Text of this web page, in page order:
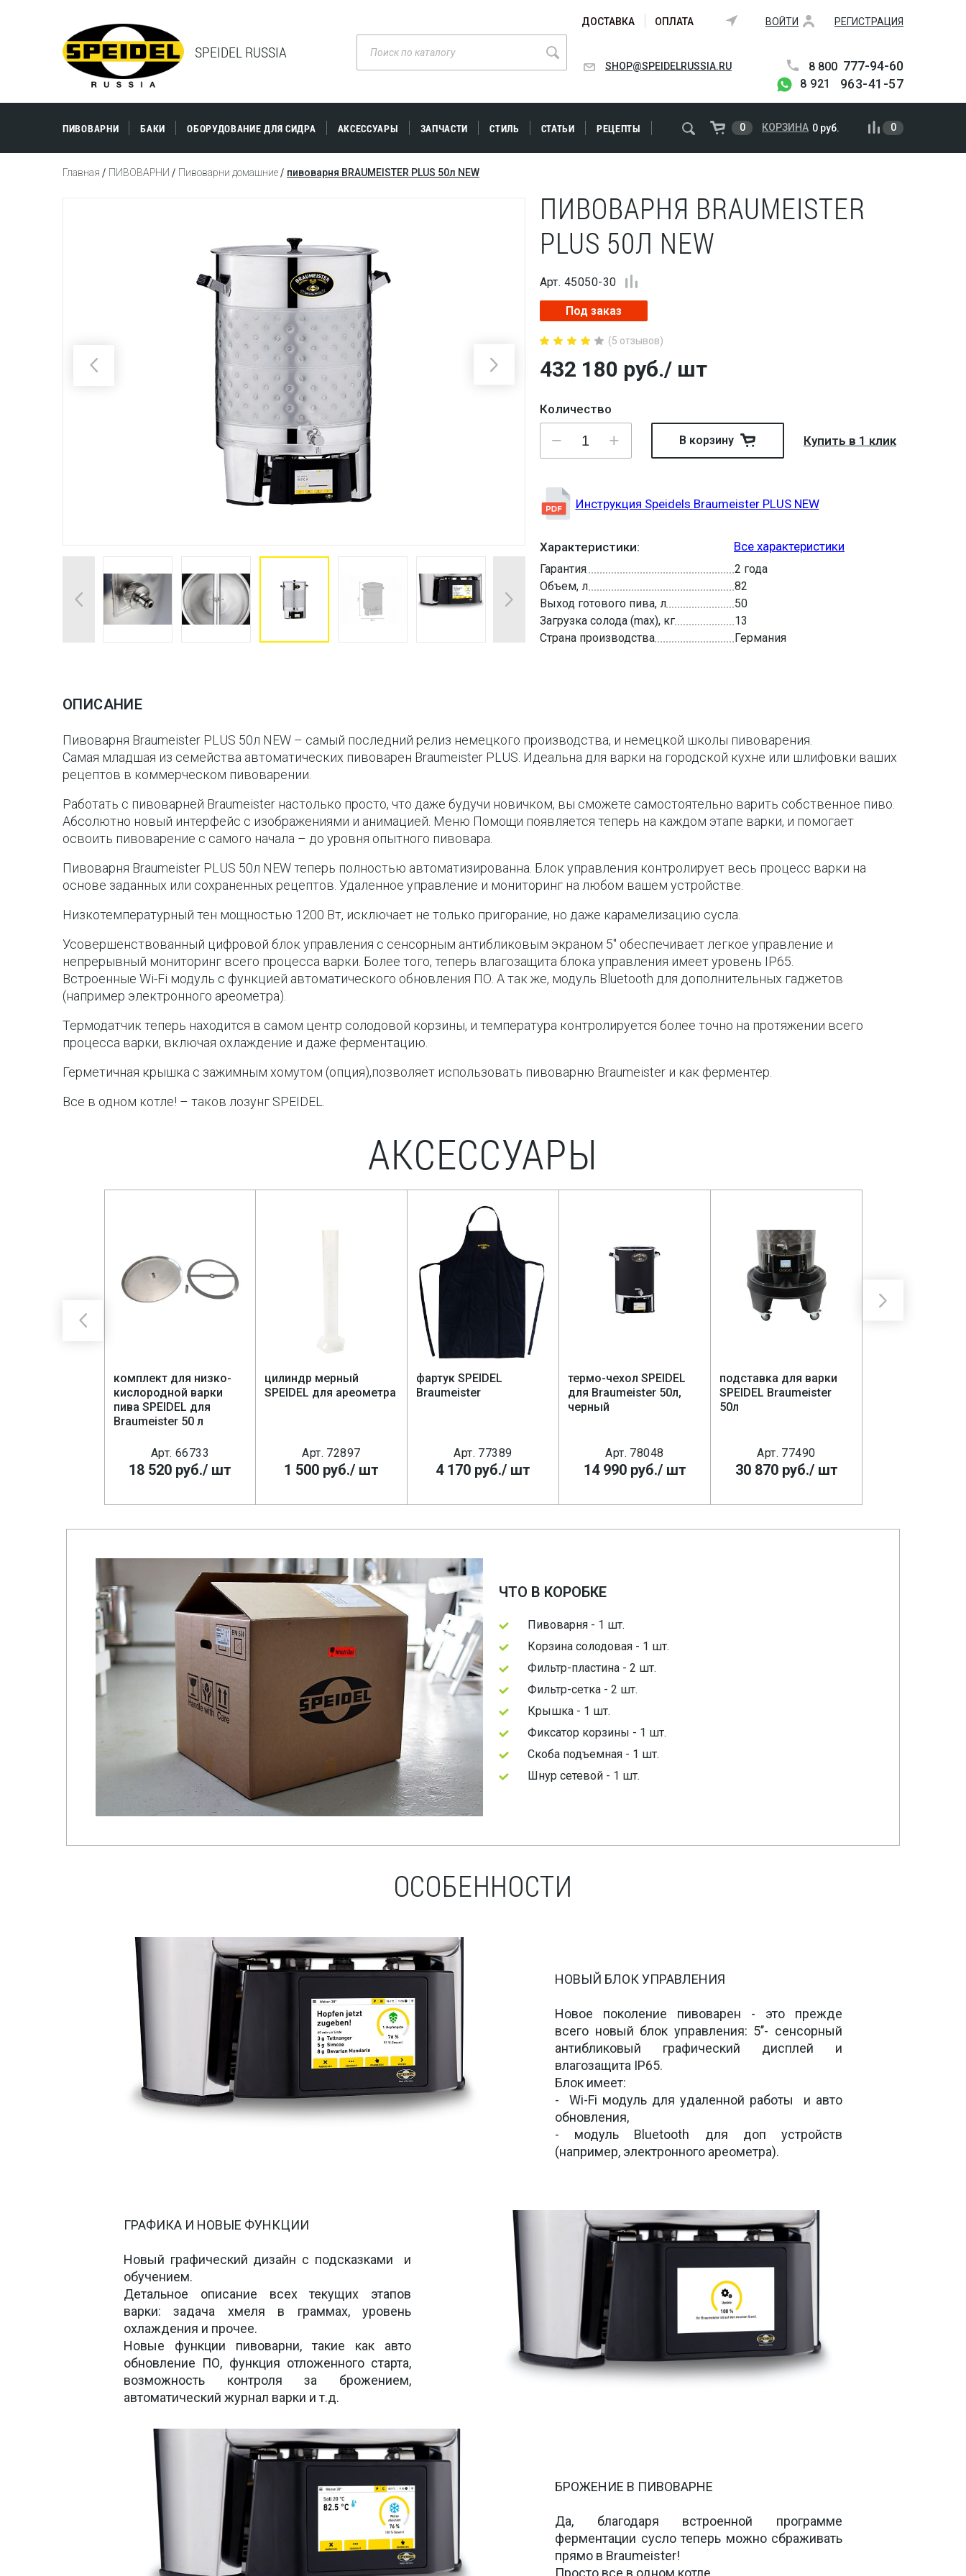
ДОСТАВКА ОПЛАТА ВОЙТИ РЕГИСТРАЦИЯ
SPEIDEL RUSSIA
SHOP@SPEIDELRUSSIA.RU 8 800 777-94-60
8 921 963-41-57
ПИВОВАРНИ БАКИ ОБОРУДОВАНИЕ ДЛЯ СИДРА АКСЕССУАРЫ ЗАПЧАСТИ СТИЛЬ СТАТЬИ РЕЦЕПТЫ 0 КОРЗИНА 0 руб. 0
Главная ПИВОВАРНИ Пивоварни домашние пивоварня BRAUMEISTER PLUS 50л NEW
ПИВОВАРНЯ BRAUMEISTER
PLUS 50Л NEW
Арт. 45050-30
Под заказ
(5 отзывов)
432 180 руб./ шт
Количество
В корзину Купить в 1 клик
Инструкция Speidels Braumeister PLUS NEW
Характеристики: Все характеристики
Гарантия
2 года
Объем, л
82
Выход готового пива, л
50
Загрузка солода (max), кг
13
Страна производства
Германия
ОПИСАНИЕ
Пивоварня Braumeister PLUS 50л NEW – самый последний релиз немецкого производства, и немецкой школы пивоварения.
Самая младшая из семейства автоматических пивоварен Braumeister PLUS. Идеальна для варки на городской кухне или шлифовки ваших
рецептов в коммерческом пивоварении.
Работать с пивоварней Braumeister настолько просто, что даже будучи новичком, вы сможете самостоятельно варить собственное пиво.
Абсолютно новый интерфейс с изображениями и анимацией. Меню Помощи появляется теперь на каждом этапе варки, и помогает
освоить пивоварение с самого начала – до уровня опытного пивовара.
Пивоварня Braumeister PLUS 50л NEW теперь полностью автоматизированна. Блок управления контролирует весь процесс варки на
основе заданных или сохраненных рецептов. Удаленное управление и мониторинг на любом вашем устройстве.
Низкотемпературный тен мощностью 1200 Вт, исключает не только пригорание, но даже карамелизацию сусла.
Усовершенствованный цифровой блок управления с сенсорным антибликовым экраном 5″ обеспечивает легкое управление и
непрерывный мониторинг всего процесса варки. Более того, теперь влагозащита блока управления имеет уровень IP65.
Встроенные Wi-Fi модуль с функцией автоматического обновления ПО. А так же, модуль Bluetooth для дополнительных гаджетов
(например электронного ареометра).
Термодатчик теперь находится в самом центр солодовой корзины, и температура контролируется более точно на протяжении всего
процесса варки, включая охлаждение и даже ферментацию.
Герметичная крышка с зажимным хомутом (опция),позволяет использовать пивоварню Braumeister и как ферментер.
Все в одном котле! – таков лозунг SPEIDEL.
АКСЕССУАРЫ
комплект для низко-
кислородной варки
пива SPEIDEL для
Braumeister 50 л
Арт. 66733
18 520 руб./ шт
цилиндр мерный
SPEIDEL для ареометра
Арт. 72897
1 500 руб./ шт
фартук SPEIDEL
Braumeister
Арт. 77389
4 170 руб./ шт
термо-чехол SPEIDEL
для Braumeister 50л,
черный
Арт. 78048
14 990руб./ шт
подставка для варки
SPEIDEL Braumeister
50л
Арт. 77490
30 870руб./ шт
ЧТО В КОРОБКЕ
Пивоварня - 1 шт.
Корзина солодовая - 1 шт.
Фильтр-пластина - 2 шт.
Фильтр-сетка - 2 шт.
Крышка - 1 шт.
Фиксатор корзины - 1 шт.
Скоба подъемная - 1 шт.
Шнур сетевой - 1 шт.
ОСОБЕННОСТИ
НОВЫЙ БЛОК УПРАВЛЕНИЯ
Новое поколение пивоварен - это прежде
всего новый блок управления: 5’’- сенсорный
антибликовый графический дисплей и
влагозащита IP65.
Блок имеет:
-  Wi-Fi модуль для удаленной работы  и авто
обновления,
- модуль Bluetooth для доп устройств
(например, электронного ареометра).
ГРАФИКА И НОВЫЕ ФУНКЦИИ
Новый графический дизайн с подсказками  и
обучением.
Детальное описание всех текущих этапов
варки: задача хмеля в граммах, уровень
охлаждения и прочее.
Новые функции пивоварни, такие как авто
обновление ПО, функция отложенного старта,
возможность контроля за брожением,
автоматический журнал варки и т.д.
БРОЖЕНИЕ В ПИВОВАРНЕ
Да, благодаря встроенной программе
ферментации сусло теперь можно сбраживать
прямо в Braumeister!
Просто все в одном котле.